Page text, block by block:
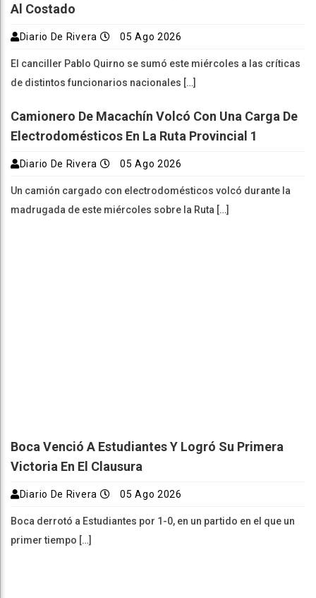
Al Costado
Diario De Rivera 05 Ago 2026
El canciller Pablo Quirno se sumó este miércoles a las críticas
de distintos funcionarios nacionales […]
Camionero De Macachín Volcó Con Una Carga De
Electrodomésticos En La Ruta Provincial 1
Diario De Rivera 05 Ago 2026
Un camión cargado con electrodomésticos volcó durante la
madrugada de este miércoles sobre la Ruta […]
Boca Venció A Estudiantes Y Logró Su Primera
Victoria En El Clausura
Diario De Rivera 05 Ago 2026
Boca derrotó a Estudiantes por 1-0, en un partido en el que un
primer tiempo […]